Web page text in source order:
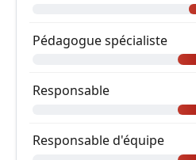
Pédagogue spécialiste
Responsable
Responsable d'équipe